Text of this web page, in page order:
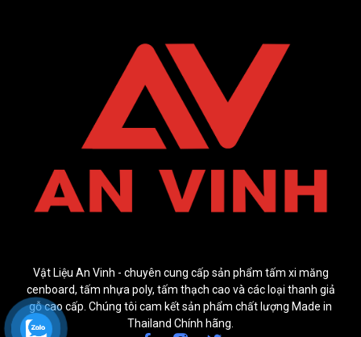
Vật Liệu An Vinh - chuyên cung cấp sản phẩm tấm xi măng
cenboard, tấm nhựa poly, tấm thạch cao và các loại thanh giả
gỗ cao cấp. Chúng tôi cam kết sản phẩm chất lượng Made in
Thailand Chính hãng.